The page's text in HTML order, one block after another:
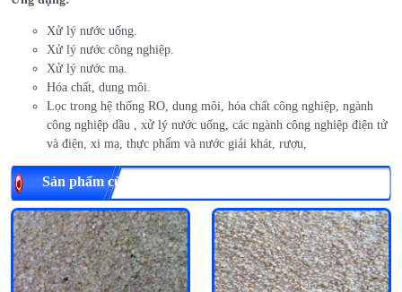
Xử lý nước uống.
Xử lý nước công nghiệp.
Xử lý nước mạ.
Hóa chất, dung môi.
Lọc trong hệ thống RO, dung môi, hóa chất công nghiệp, ngành
công nghiệp dầu , xử lý nước uống, các ngành công nghiệp điện tử
và điện, xi mạ, thực phẩm và nước giải khát, rượu,
Sản phẩm cùng loại